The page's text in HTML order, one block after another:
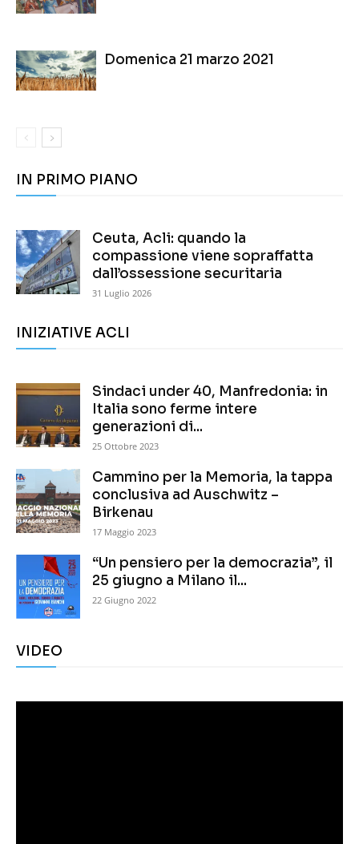
Domenica 21 marzo 2021
IN PRIMO PIANO
Ceuta, Acli: quando la
compassione viene sopraffatta
dall’ossessione securitaria
31 Luglio 2026
INIZIATIVE ACLI
Sindaci under 40, Manfredonia: in
Italia sono ferme intere
generazioni di...
25 Ottobre 2023
Cammino per la Memoria, la tappa
conclusiva ad Auschwitz –
Birkenau
17 Maggio 2023
“Un pensiero per la democrazia”, il
25 giugno a Milano il...
22 Giugno 2022
VIDEO